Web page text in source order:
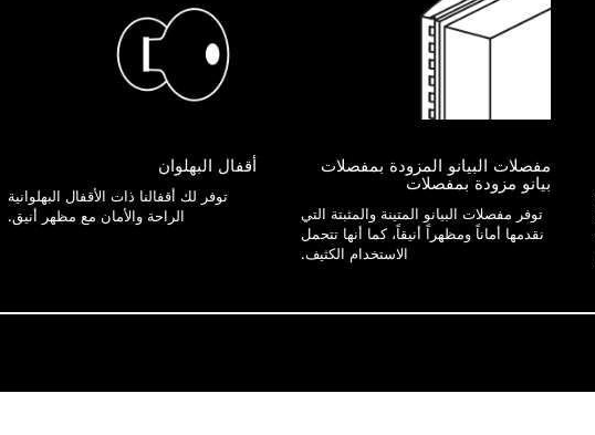
أقفال البهلوان
توفر لك أقفالنا ذات الأقفال البهلوانية
الراحة والأمان مع مظهر أنيق.
مفصلات البيانو المزودة بمفصلات
بيانو مزودة بمفصلات
توفر مفصلات البيانو المتينة والمثبتة التي
نقدمها أماناً ومظهراً أنيقاً، كما أنها تتحمل
الاستخدام الكثيف.